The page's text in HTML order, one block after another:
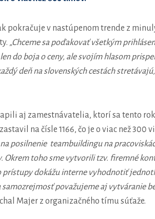
pokračuje v nastúpenom trende z
„Chceme sa poďakovať všetkým
do boja o ceny, ale svojím hlasom
deň na slovenských cestách
aj zamestnávatelia, ktorí sa tento
na čísle 1166, čo je o viac než 300
posilnenie teambuildingu na
Okrem toho sme vytvorili tzv. firemné
prístupy dokážu interne vyhodnotiť
považujeme aj vytváranie
Majer z organizačného tímu súťaže.